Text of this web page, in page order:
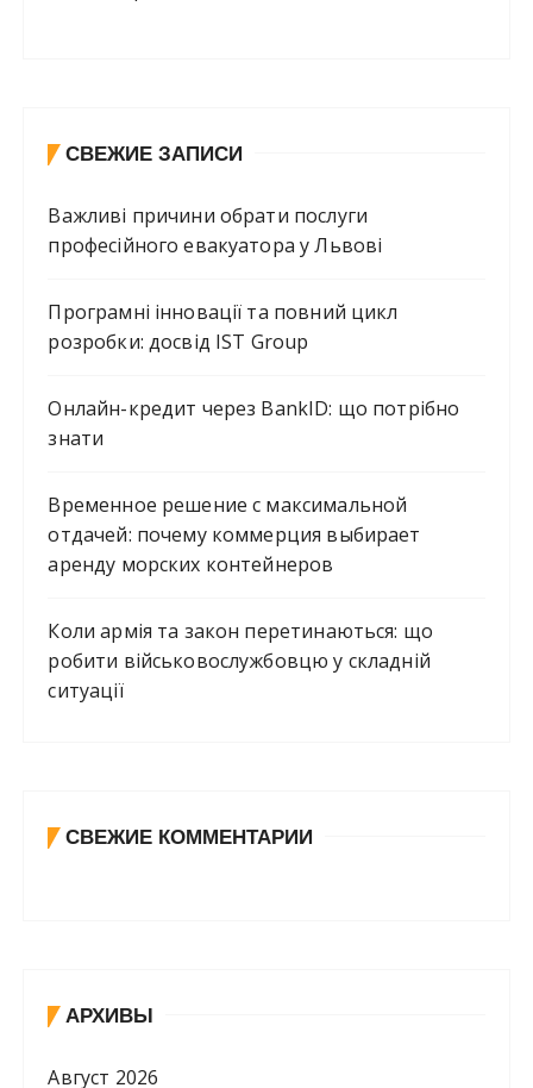
СВЕЖИЕ ЗАПИСИ
Важливі причини обрати послуги
професійного евакуатора у Львові
Програмні інновації та повний цикл
розробки: досвід IST Group
Онлайн-кредит через BankID: що потрібно
знати
Временное решение с максимальной
отдачей: почему коммерция выбирает
аренду морских контейнеров
Коли армія та закон перетинаються: що
робити військовослужбовцю у складній
ситуації
СВЕЖИЕ КОММЕНТАРИИ
АРХИВЫ
Август 2026